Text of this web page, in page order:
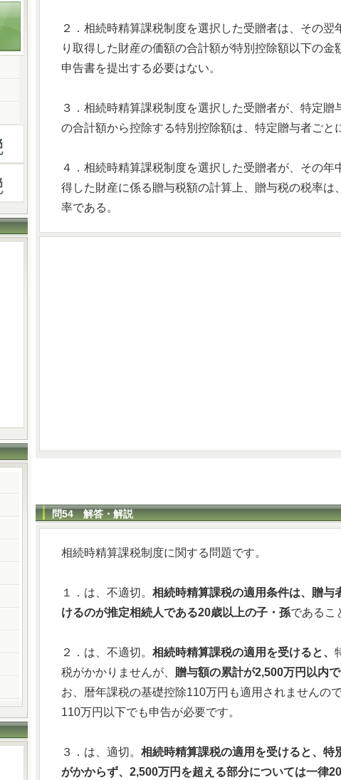
２．相続時精算課税制度を選択した受贈者は、その
り取得した財産の価額の合計額が特別控除額以下の
申告書を提出する必要はない。
３．相続時精算課税制度を選択した受贈者が、特定
の合計額から控除する特別控除額は、特定贈与者ごと
４．相続時精算課税制度を選択した受贈者が、その
得した財産に係る贈与税額の計算上、贈与税の税率
率である。
問54 解答・解説
相続時精算課税制度に関する問題です。
１．は、不適切。 相続時精算課税の適用条件は、贈与
けるのが推定相続人である20歳以上の子・孫であるこ
２．は、不適切。 相続時精算課税の適用を受けると、
税がかかりませんが、 贈与額の累計が2,500万円以内
お、暦年課税の基礎控除110万円も適用されませんの
110万円以下でも申告が必要です。
３．は、適切。 相続時精算課税の適用を受けると、特
がかからず、2,500万円を超える部分については一律